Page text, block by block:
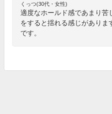
くっつ(30代・女性)
適度なホールド感であまり苦
をすると揺れる感じがありま
です。